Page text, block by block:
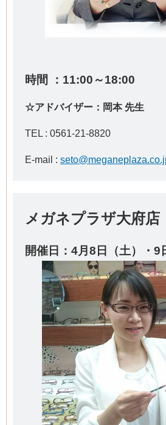
時間 ：11:00～18:00
☆アドバイザー：岡本 先生
TEL : 0561-21-8820
E-mail :
メガネプラザ大
開催日：4月8日（土）・9